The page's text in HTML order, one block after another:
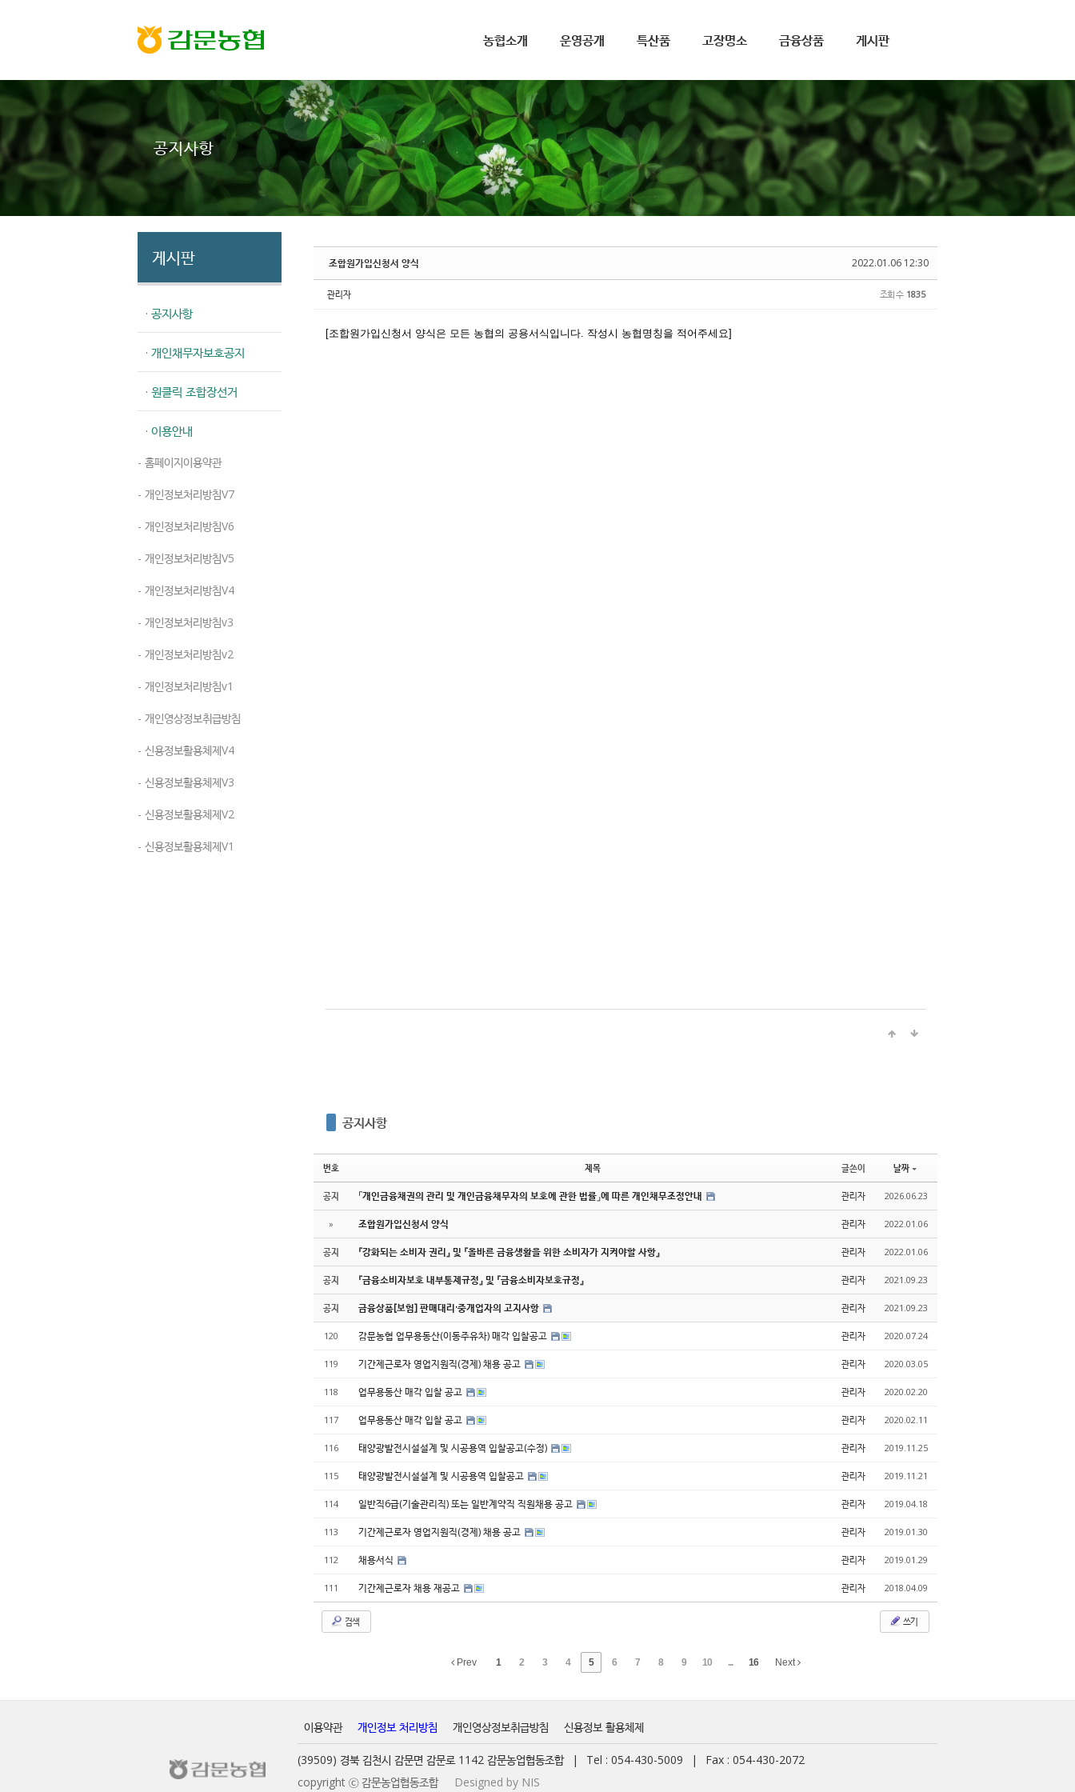
농협소개 운영공개 특산품 고장명소 금융상품 게시판
공지사항
게시판
· 공지사항
· 개인채무자보호공지
· 원클릭 조합장선거
· 이용안내
- 홈페이지이용약관
- 개인정보처리방침V7
- 개인정보처리방침V6
- 개인정보처리방침V5
- 개인정보처리방침V4
- 개인정보처리방침v3
- 개인정보처리방침v2
- 개인정보처리방침v1
- 개인영상정보취급방침
- 신용정보활용체제V4
- 신용정보활용체제V3
- 신용정보활용체제V2
- 신용정보활용체제V1
2022.01.06 12:30
조합원가입신청서 양식
관리자 조회 수 1835
[조합원가입신청서 양식은 모든 농협의 공용서식입니다. 작성시 농협명칭을 적어주세요]
공지사항
번호 제목 글쓴이 날짜
공지 「개인금융채권의 관리 및 개인금융채무자의 보호에 관한 법률」에 따른 개인채무조정안내 관리자 2026.06.23
» 조합원가입신청서 양식 관리자 2022.01.06
공지 『강화되는 소비자 권리』 및 『올바른 금융생활을 위한 소비자가 지켜야할 사항』 관리자 2022.01.06
공지 『금융소비자보호 내부통제규정』 및 『금융소비자보호규정』 관리자 2021.09.23
공지 금융상품[보험] 판매대리·중개업자의 고지사항 관리자 2021.09.23
120 감문농협 업무용동산(이동주유차) 매각 입찰공고 관리자 2020.07.24
119 기간제근로자 영업지원직(경제) 채용 공고 관리자 2020.03.05
118 업무용동산 매각 입찰 공고 관리자 2020.02.20
117 업무용동산 매각 입찰 공고 관리자 2020.02.11
116 태양광발전시설설계 및 시공용역 입찰공고(수정) 관리자 2019.11.25
115 태양광발전시설설계 및 시공용역 입찰공고 관리자 2019.11.21
114 일반직6급(기술관리직) 또는 일반계약직 직원채용 공고 관리자 2019.04.18
113 기간제근로자 영업지원직(경제) 채용 공고 관리자 2019.01.30
112 채용서식 관리자 2019.01.29
111 기간제근로자 채용 재공고 관리자 2018.04.09
검색 쓰기
Prev 1 2 3 4 5 6 7 8 9 10 ... 16 Next
이용약관 개인정보 처리방침 개인영상정보취급방침 신용정보 활용체제
(39509) 경북 김천시 감문면 감문로 1142 감문농업협동조합 | Tel : 054-430-5009 |
Fax : 054-430-2072
copyright ⓒ 감문농업협동조합
Designed by NIS